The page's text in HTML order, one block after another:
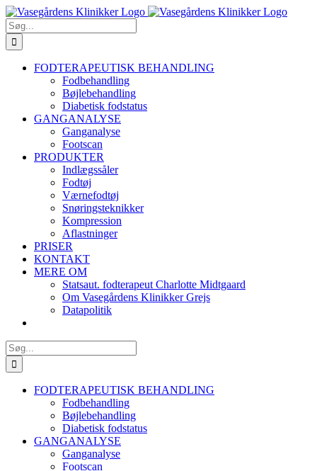
Skip
to
content
Facebook
YouTube
Instagram
E-
mail
Phone
Søg
efter:
FODTERAPEUTISK BEHANDLING
Fodbehandling
Bøjlebehandling
Diabetisk fodstatus
GANGANALYSE
Ganganalyse
Footscan
PRODUKTER
Indlægssåler
Fodtøj
Værnefodtøj
Snøringsteknikker
Kompression
Aflastninger
PRISER
KONTAKT
MERE OM
Statsaut. fodterapeut Charlotte Midtgaard
Om Vasegårdens Klinikker Grejs
Datapolitik
Søg
efter:
FODTERAPEUTISK BEHANDLING
Fodbehandling
Bøjlebehandling
Diabetisk fodstatus
GANGANALYSE
Ganganalyse
Footscan